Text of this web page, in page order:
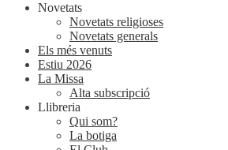
Novetats
Novetats religioses
Novetats generals
Els més venuts
Estiu 2026
La Missa
Alta subscripció
Llibreria
Qui som?
La botiga